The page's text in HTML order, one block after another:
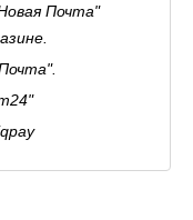
Почта"